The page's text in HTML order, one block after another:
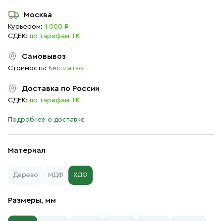
Материал
Дерево МДФ ХДФ
Размеры, мм
Москва
Курьером: 1 000 ₽
СДЕК: по тарифам ТК
Самовывоз
Стоимость: Бесплатно
Доставка по России
СДЕК: по тарифам ТК
Подробнее о доставке